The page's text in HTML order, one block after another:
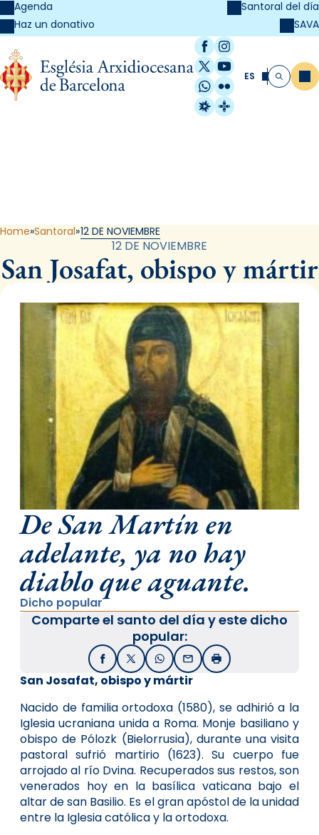
Agenda
Haz un donativo
Santoral del día
SAVA
Facebook
Instagram
X / Twitter
YouTube
WhatsApp
Flickr
Radio Estel
Catalunya
ES Buscar
Home Santoral 12 DE NOVIEMBRE
12 DE NOVIEMBRE
San Josafat, obispo y mártir
De San Martín en
adelante, ya no hay
diablo que aguante.
Dicho popular
Comparte el santo del día y este dicho
popular:
FacebookX / TwitterWhatsApp
EmailImprimir
San Josafat, obispo y mártir
Nacido de familia ortodoxa (1580), se adhirió a la
Iglesia ucraniana unida a Roma. Monje basiliano y
obispo de Pólozk (Bielorrusia), durante una visita
pastoral sufrió martirio (1623). Su cuerpo fue
arrojado al río Dvina. Recuperados sus restos, son
venerados hoy en la basílica vaticana bajo el
altar de san Basilio. Es el gran apóstol de la unidad
entre la Iglesia católica y la ortodoxa.